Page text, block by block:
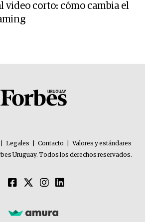
video corto: cómo cambia el
Legales Contacto
Valores y estándares
Uruguay. Todos los derechos reservados.